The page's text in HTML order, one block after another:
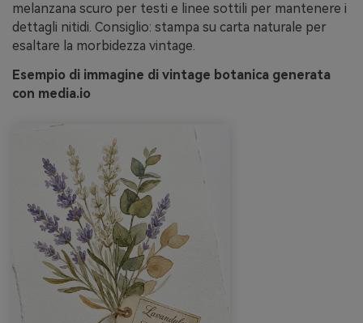
melanzana scuro per testi e linee sottili per mantenere i
dettagli nitidi. Consiglio: stampa su carta naturale per
esaltare la morbidezza vintage.
Esempio di immagine di vintage botanica generata
con media.io